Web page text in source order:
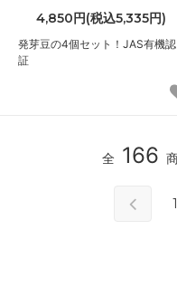
4,850円(税込5,335円)
発芽豆の4個セット！JAS有機認
証
全 166
1